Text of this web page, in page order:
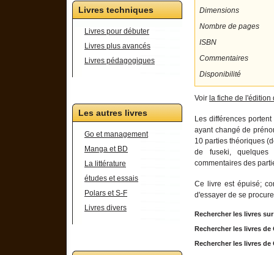
Livres techniques
Livres pour débuter
Livres plus avancés
Livres pédagogiques
Les autres livres
Go et management
Manga et BD
La littérature
études et essais
Polars et S-F
Livres divers
Dimensions
Nombre de pages
ISBN
Commentaires
Disponibilité
Voir la fiche de l'édition
Les différences
ayant changé de
10 parties théoriques
de fuseki, quelques
commentaires des
Ce livre est épuisé;
d'essayer de se
Rechercher les livres
Rechercher les livres
Rechercher les livres